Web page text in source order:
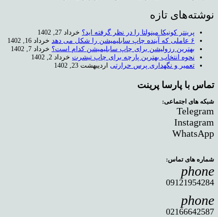
نوشته‌های تازه
پرینتر کونیکا مینولتا را در نظر گرفته اید؟ خرداد 27, 1402
۶ عاملی که آینده چاپ سابلیمیشن را شکل می دهد
خرداد 16, 1402
بهترین رزولیشن برای چاپ سابلیمیشن کدام است؟ خرداد 7, 1402
نحوه انتخاب بهترین پارچه برای چاپ تیشرت خرداد 2, 1402
تعمیر و نگهداری پرس حرارتی
اردیبهشت 23, 1402
تماس با پارسا پرینت
شبکه های اجتماعی:
Telegram
Instagram
WhatsApp
شماره های تماس:
phone
09121954284
phone
02166642587